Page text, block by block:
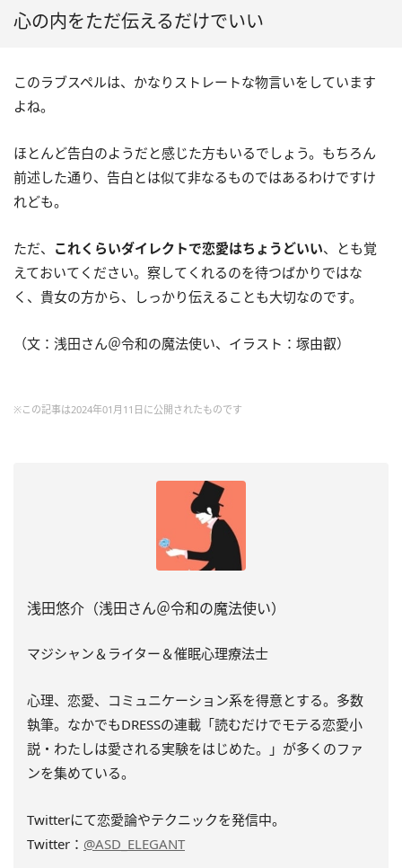
心の内をただ伝えるだけでいい
このラブスペルは、かなりストレートな物言いをしています
よね。
ほとんど告白のようだと感じた方もいるでしょう。もちろん
前述した通り、告白とは似て非なるものではあるわけですけ
れども。
ただ、 これくらいダイレクトで恋愛はちょうどいい、とも覚
えておいてください。察してくれるのを待つばかりではな
く、貴女の方から、しっかり伝えることも大切なのです。
（文：浅田さん＠令和の魔法使い、イラスト：塚由叡）
※この記事は2024年01月11日に公開されたものです
浅田悠介（浅田さん＠令和の魔法使い）
マジシャン＆ライター＆催眠心理療法士
心理、恋愛、コミュニケーション系を得意とする。多数
執筆。 なかでもDRESSの連載「読むだけでモテる恋愛小
説・ わたしは愛される実験をはじめた。」 が多くのファ
ンを集めている。
Twitterにて恋愛論やテクニックを発信中。
Twitter： @ASD_ELEGANT